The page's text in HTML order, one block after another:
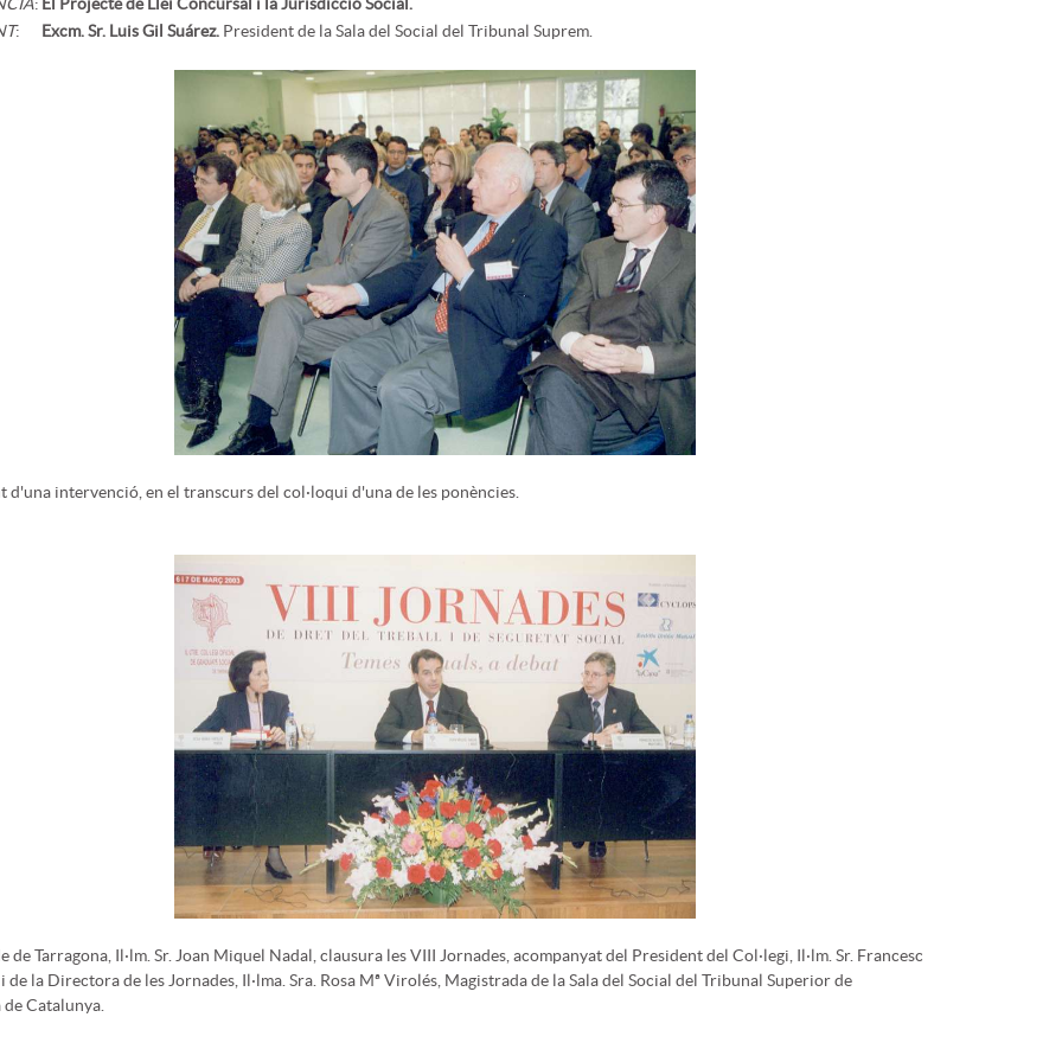
: El Projecte de Llei Concursal i la Jurisdicció Social.
: Excm. Sr. Luis Gil Suárez. President de la Sala del Social del Tribunal Suprem.
d'una intervenció, en el transcurs del col·loqui d'una de les ponències.
de Tarragona, Il·lm. Sr. Joan Miquel Nadal, clausura les VIII Jornades, acompanyat del President del Col·legi, Il·lm. Sr. Francesc
de la Directora de les Jornades, Il·lma. Sra. Rosa Mª Virolés, Magistrada de la Sala del Social del Tribunal Superior de
de Catalunya.